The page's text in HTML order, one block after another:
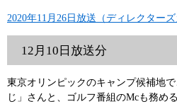
2020年11月26日放送（ディレクターズ
12月10日放送分
東京オリンピックのキャンプ候補地
じ」さんと、ゴルフ番組のMcも務め